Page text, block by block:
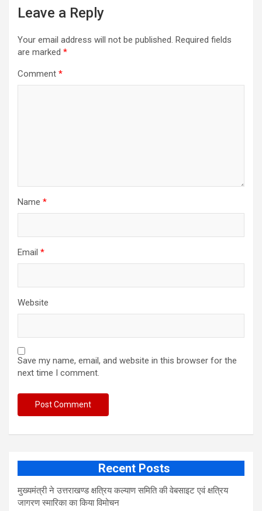
Leave a Reply
Your email address will not be published. Required fields
are marked *
Comment *
Name *
Email *
Website
Save my name, email, and website in this browser for the
next time I comment.
Recent Posts
मुख्यमंत्री ने उत्तराखण्ड क्षत्रिय कल्याण समिति की वेबसाइट एवं क्षत्रिय
जागरण स्मारिका का किया विमोचन